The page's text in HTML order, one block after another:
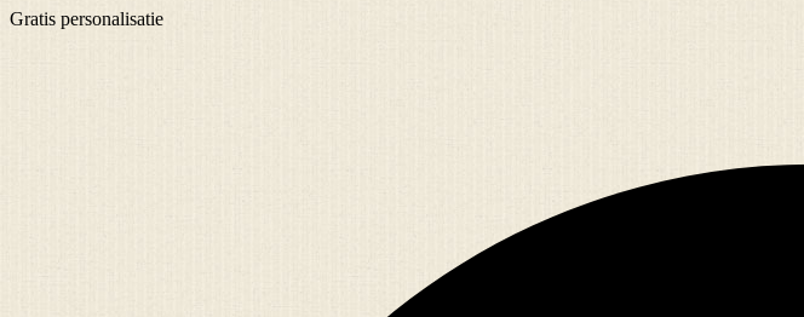
Gratis personalisatie